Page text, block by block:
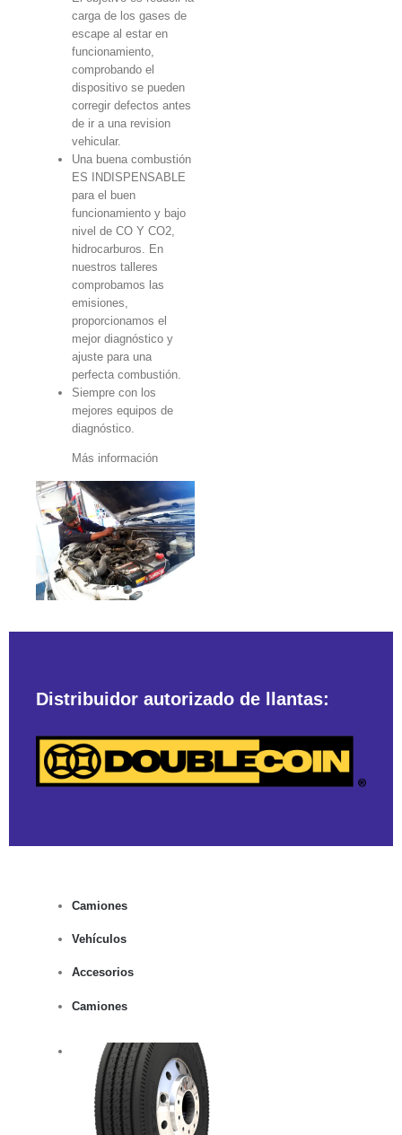
carga de los gases de
escape al estar en
funcionamiento,
comprobando el
dispositivo se pueden
corregir defectos antes
de ir a una revision
vehicular.
Una buena combustión
ES INDISPENSABLE
para el buen
funcionamiento y bajo
nivel de CO Y CO2,
hidrocarburos. En
nuestros talleres
comprobamos las
emisiones,
proporcionamos el
mejor diagnóstico y
ajuste para una
perfecta combustión.
Siempre con los
mejores equipos de
diagnóstico.
Más información
Distribuidor autorizado de llantas:
Camiones
Vehículos
Accesorios
Camiones